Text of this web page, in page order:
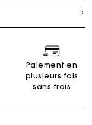
Paiement en
plusieurs fois
sans frais
d'offrir le
jours ouvrés